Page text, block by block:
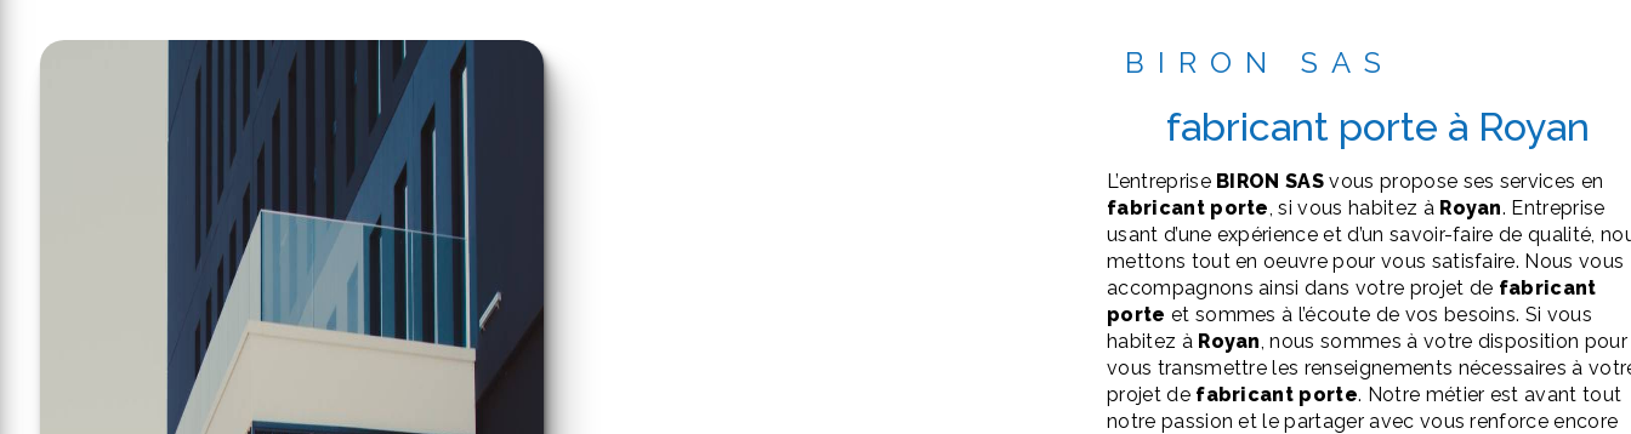
BIRON SAS
fabricant porte à Royan
L’entreprise BIRON SAS vous propose ses services en
fabricant porte, si vous habitez à Royan. Entreprise
usant d’une expérience et d’un savoir-faire de qualité,
mettons tout en oeuvre pour vous satisfaire. Nous vous
accompagnons ainsi dans votre projet de fabricant
porte et sommes à l’écoute de vos besoins. Si vous
habitez à Royan, nous sommes à votre disposition pour
vous transmettre les renseignements nécessaires à
projet de fabricant porte. Notre métier est avant tout
notre passion et le partager avec vous renforce encore